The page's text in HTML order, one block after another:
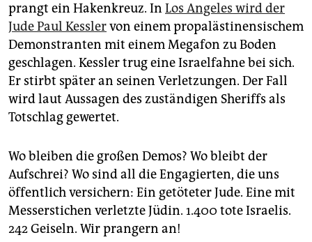
prangt ein Hakenkreuz. In Los Angeles wird der
Jude Paul Kesslervon einem propalästinensischem
Demonstranten mit einem Megafon zu Boden
geschlagen. Kessler trug eine Israelfahne bei sich.
Er stirbt später an seinen Verletzungen. Der Fall
wird laut Aussagen des zuständigen Sheriffs als
Totschlag gewertet.
Wo bleiben die großen Demos? Wo bleibt der
Aufschrei? Wo sind all die Engagierten, die uns
öffentlich versichern: Ein getöteter Jude. Eine mit
Messerstichen verletzte Jüdin. 1.400 tote Israelis.
242 Geiseln. Wir prangern an!